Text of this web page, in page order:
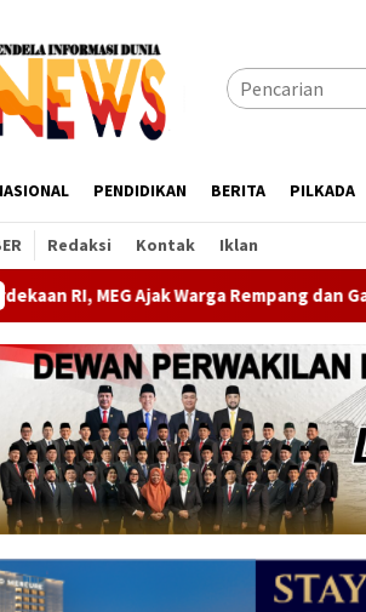
PENDIDIKAN BERITA PILKADA
Redaksi Kontak Iklan
Rempang dan Galang Ikut Perlombaan